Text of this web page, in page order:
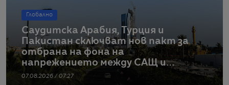
Глобално
Саудитска Арабия, Турция и
Пакистан сключват нов пакт за
отбрана на фона на
напрежението между САЩ и
Иран
07.08.2026 / 07:27